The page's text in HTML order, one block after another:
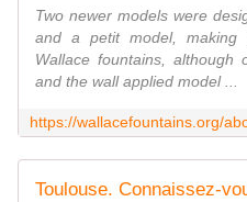
Two newer models were
and a petit model,
Wallace fountains,
and the wall applied model ...